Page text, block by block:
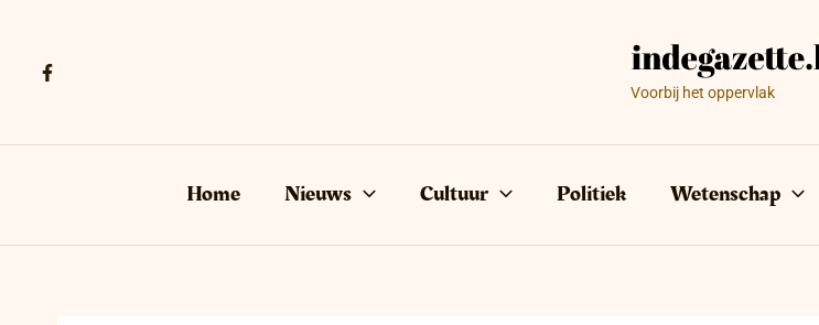
Voorbij het oppervlak
Home Nieuws Cultuur Politiek Wetenschap